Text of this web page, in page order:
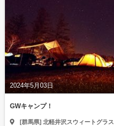
2024年5月03日
GWキャンプ！
[群馬県] 北軽井沢スウィートグラス